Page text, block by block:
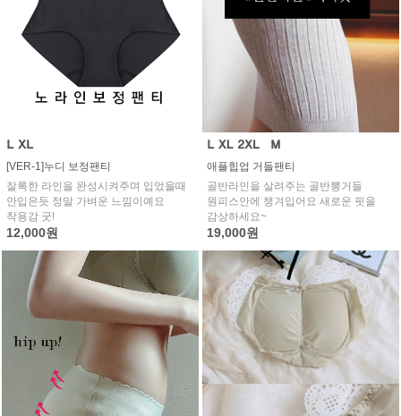
[VER-1]누디 보정팬티
잘록한 라인을 완성시켜주며 입었을때
안입은듯 정말 가벼운 느낌이예요
착용감 굿!
12,000원
애플힙업 거들팬티
골반라인을 살려주는 골반뽕거들
원피스안에 챙겨입어요 새로운 핏을
감상하세요~
19,000원